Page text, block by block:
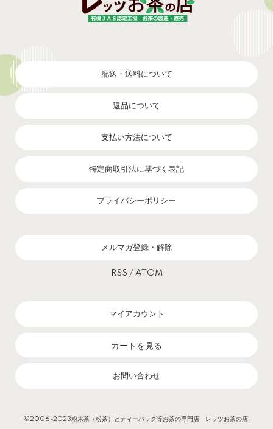
配送・送料について
返品について
支払い方法について
特定商取引法に基づく表記
プライバシーポリシー
メルマガ登録・解除
RSS / ATOM
マイアカウント
カートを見る
お問い合わせ
©2006-2023粉末茶（粉茶）とティーバッグ等お茶の専門店 レッツお茶の店.